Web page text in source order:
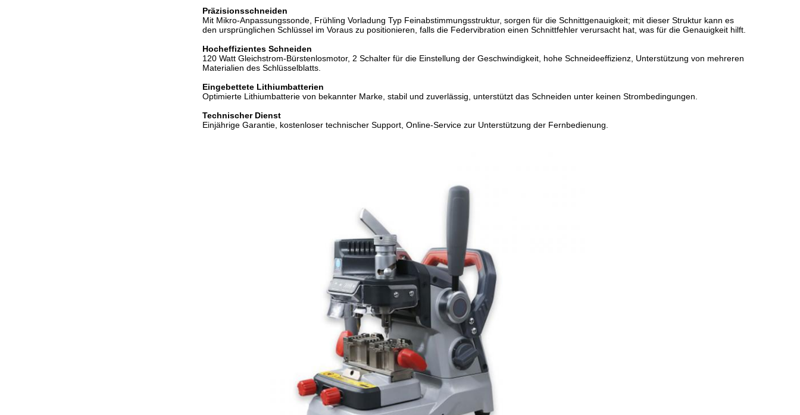
Präzisionsschneiden
Mit Mikro-Anpassungssonde, Frühling Vorladung Typ Feinabstimmungsstruktur, sorgen für die Schnittgenauigkeit; mit dieser Struktur kann es
den ursprünglichen Schlüssel im Voraus zu positionieren, falls die Federvibration einen Schnittfehler verursacht hat, was für die Genauigkeit hilft.
Hocheffizientes Schneiden
120 Watt Gleichstrom-Bürstenlosmotor, 2 Schalter für die Einstellung der Geschwindigkeit, hohe Schneideeffizienz, Unterstützung von mehreren
Materialien des Schlüsselblatts.
Eingebettete Lithiumbatterien
Optimierte Lithiumbatterie von bekannter Marke, stabil und zuverlässig, unterstützt das Schneiden unter keinen Strombedingungen.
Technischer Dienst
Einjährige Garantie, kostenloser technischer Support, Online-Service zur Unterstützung der Fernbedienung.